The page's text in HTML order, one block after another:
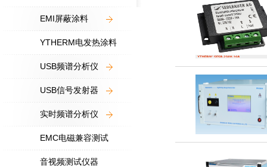
EMI屏蔽涂料
YTHERM电发热涂料
USB频谱分析仪
USB信号发射器
实时频谱分析仪
EMC电磁兼容测试
音视频测试仪器